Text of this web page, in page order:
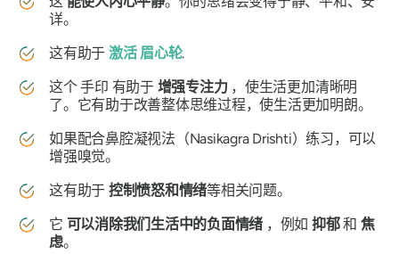
详。
这有助于 激活 眉心轮.
这个手印 有助于 增强专注力，使生活更加清晰明
了。它有助于改善整体思维过程，使生活更加明朗。
如果配合鼻腔凝视法（Nasikagra Drishti）练习，可以
增强嗅觉。
这有助于 控制愤怒和情绪等相关问题。
它 可以消除我们生活中的负面情绪 ，例如 抑郁和 焦
虑。